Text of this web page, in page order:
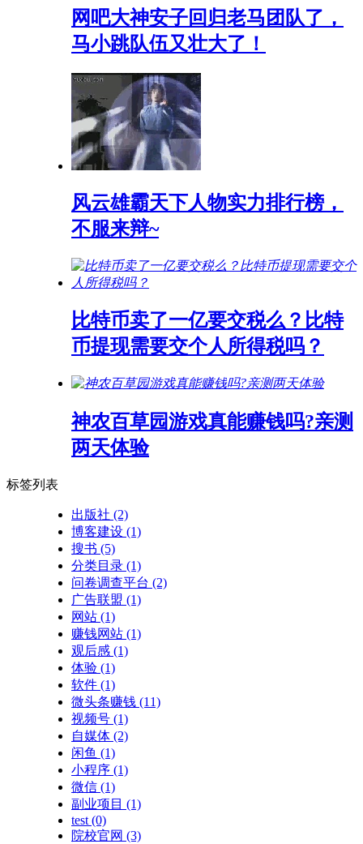
网吧大神安子回归老马团队了，
马小跳队伍又壮大了！
风云雄霸天下人物实力排行榜，
不服来辩~
比特币卖了一亿要交税么？比特
币提现需要交个人所得税吗？
神农百草园游戏真能赚钱吗?亲测
两天体验
标签列表
出版社 (2)
博客建设 (1)
搜书 (5)
分类目录 (1)
问卷调查平台 (2)
广告联盟 (1)
网站 (1)
赚钱网站 (1)
观后感 (1)
体验 (1)
软件 (1)
微头条赚钱 (11)
视频号 (1)
自媒体 (2)
闲鱼 (1)
小程序 (1)
微信 (1)
副业项目 (1)
test (0)
院校官网 (3)